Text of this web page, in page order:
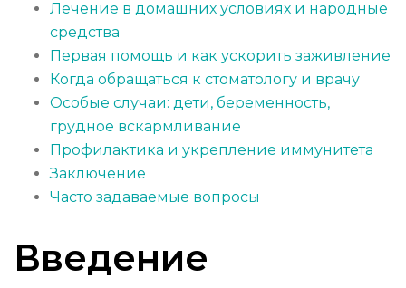
Лечение в домашних условиях и народные
средства
Первая помощь и как ускорить заживление
Когда обращаться к стоматологу и врачу
Особые случаи: дети, беременность,
грудное вскармливание
Профилактика и укрепление иммунитета
Заключение
Часто задаваемые вопросы
Введение